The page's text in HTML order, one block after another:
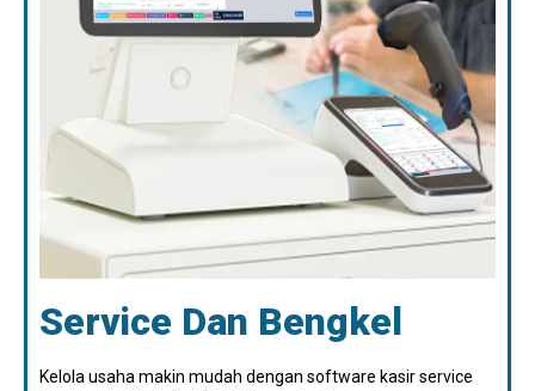
Service Dan Bengkel
Kelola usaha makin mudah dengan software kasir service